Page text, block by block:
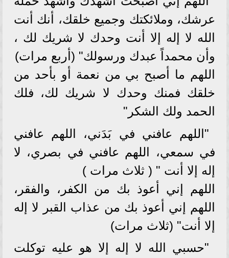
عرشك، وملائكتك وجميع خلقك، أنك أنت
الله لا إله إلا أنت وحدك لا شريك لك ،
وأن محمداً عبدك ورسولك" (أربع مرات)
اللهم ما أصبح بي من نعمة أو بأحد من
خلقك فمنك وحدك لا شريك لك، فلك
الحمد ولك الشكر"
"اللهم عافني في بَدَني، اللهم عافني
في سمعي، اللهم عافني في بصري، لا
إله إلا أنت " ( ثلاث مرات )
اللهم إني أعوذ بك من الكفر، والفقر،
اللهم إني أعوذ بك من عذاب القبر لا إله
إلا أنت" (ثلاث مرات)
"حسبي الله لا إله إلا هو عليه توكلت